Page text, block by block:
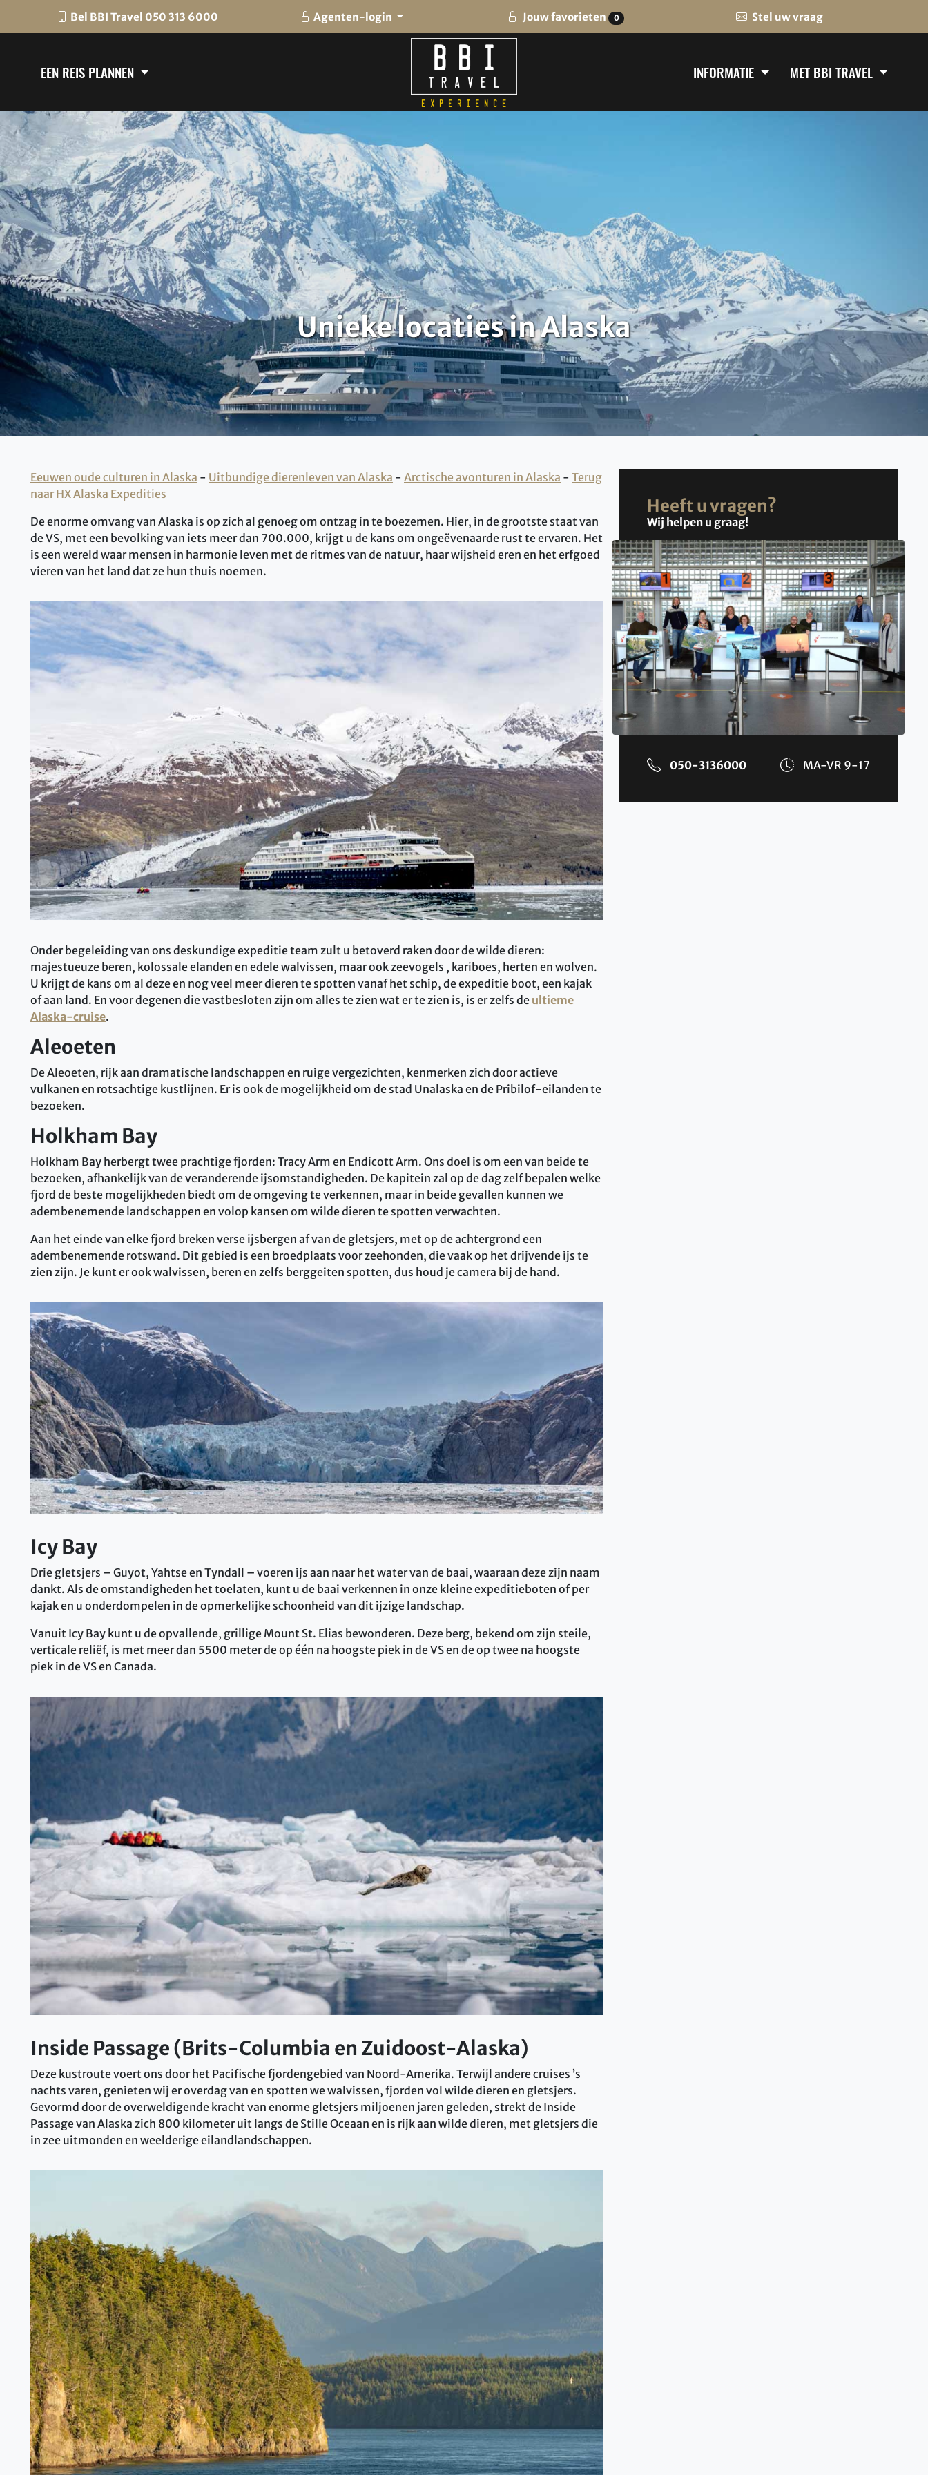
Bel BBI Travel 050 313 6000 Agenten-login Jouw favorieten 0 Stel uw vraag
EEN REIS PLANNEN INFORMATIE MET BBI TRAVEL
Unieke locaties in Alaska
Eeuwen oude culturen in Alaska - Uitbundige dierenleven van Alaska - Arctische avonturen in Alaska - Terug
naar HX Alaska Expedities
De enorme omvang van Alaska is op zich al genoeg om ontzag in te boezemen. Hier, in de grootste staat van
de VS, met een bevolking van iets meer dan 700.000, krijgt u de kans om ongeëvenaarde rust te ervaren. Het
is een wereld waar mensen in harmonie leven met de ritmes van de natuur, haar wijsheid eren en het erfgoed
vieren van het land dat ze hun thuis noemen.
Onder begeleiding van ons deskundige expeditie team zult u betoverd raken door de wilde dieren:
majestueuze beren, kolossale elanden en edele walvissen, maar ook zeevogels , kariboes, herten en wolven.
U krijgt de kans om al deze en nog veel meer dieren te spotten vanaf het schip, de expeditie boot, een kajak
of aan land. En voor degenen die vastbesloten zijn om alles te zien wat er te zien is, is er zelfs de ultieme
Alaska-cruise.
Aleoeten
De Aleoeten, rijk aan dramatische landschappen en ruige vergezichten, kenmerken zich door actieve
vulkanen en rotsachtige kustlijnen. Er is ook de mogelijkheid om de stad Unalaska en de Pribilof-eilanden te
bezoeken.
Holkham Bay
Holkham Bay herbergt twee prachtige fjorden: Tracy Arm en Endicott Arm. Ons doel is om een ​​van beide te
bezoeken, afhankelijk van de veranderende ijsomstandigheden. De kapitein zal op de dag zelf bepalen welke
fjord de beste mogelijkheden biedt om de omgeving te verkennen, maar in beide gevallen kunnen we
adembenemende landschappen en volop kansen om wilde dieren te spotten verwachten.
Aan het einde van elke fjord breken verse ijsbergen af ​​van de gletsjers, met op de achtergrond een
adembenemende rotswand. Dit gebied is een broedplaats voor zeehonden, die vaak op het drijvende ijs te
zien zijn. Je kunt er ook walvissen, beren en zelfs berggeiten spotten, dus houd je camera bij de hand.
Icy Bay
Drie gletsjers – Guyot, Yahtse en Tyndall – voeren ijs aan naar het water van de baai, waaraan deze zijn naam
dankt. Als de omstandigheden het toelaten, kunt u de baai verkennen in onze kleine expeditieboten of per
kajak en u onderdompelen in de opmerkelijke schoonheid van dit ijzige landschap.
Vanuit Icy Bay kunt u de opvallende, grillige Mount St. Elias bewonderen. Deze berg, bekend om zijn steile,
verticale reliëf, is met meer dan 5500 meter de op één na hoogste piek in de VS en de op twee na hoogste
piek in de VS en Canada.
Inside Passage (Brits-Columbia en Zuidoost-Alaska)
Deze kustroute voert ons door het Pacifische fjordengebied van Noord-Amerika. Terwijl andere cruises ’s
nachts varen, genieten wij er overdag van en spotten we walvissen, fjorden vol wilde dieren en gletsjers.
Gevormd door de overweldigende kracht van enorme gletsjers miljoenen jaren geleden, strekt de Inside
Passage van Alaska zich 800 kilometer uit langs de Stille Oceaan en is rijk aan wilde dieren, met gletsjers die
in zee uitmonden en weelderige eilandlandschappen.
Heeft u vragen?
Wij helpen u graag!
050-3136000 MA-VR 9-17